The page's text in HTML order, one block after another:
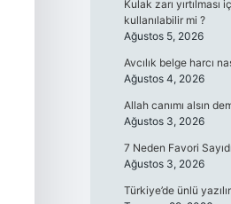
Kulak zarı yırtılması
kullanılabilir mi ?
Ağustos 5, 2026
Avcılık belge harcı
Ağustos 4, 2026
Allah canımı alsın
Ağustos 3, 2026
7 Neden Favori
Ağustos 3, 2026
Türkiye’de ünlü